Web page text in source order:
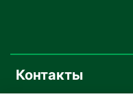
Контакты